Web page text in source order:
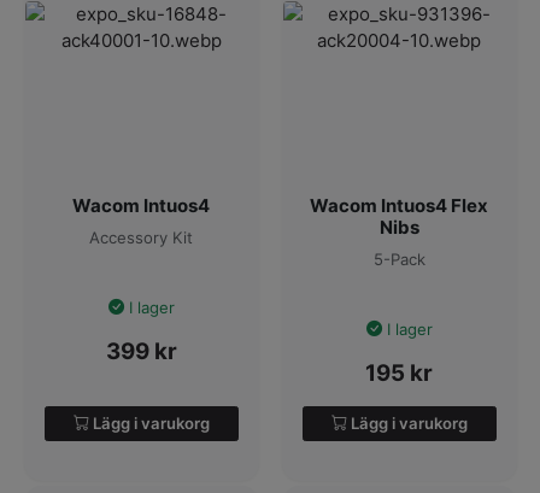
Wacom Intuos4
Accessory Kit
I lager
399 kr
Lägg i varukorg
Wacom Intuos4 Flex
Nibs
5-Pack
I lager
195 kr
Lägg i varukorg